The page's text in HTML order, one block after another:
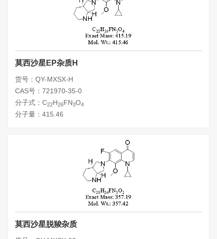
莫西沙星EP杂质H
货号：QY-MXSX-H
CAS号：721970-35-0
分子式：C22H26FN3O4
分子量：415.46
莫西沙星脱羧杂质